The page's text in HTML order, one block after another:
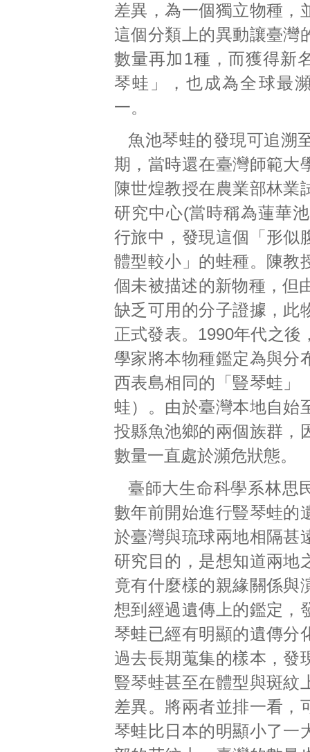
差異，為一個獨立物種，
這個分類上的異動讓臺灣
數量再加1種，而獲得新
琴蛙」，也成為全球最
一。
魚池琴蛙的發現可追溯
期，當時還在臺灣師範大
陳世煌教授在農業部林業
研究中心(當時稱為蓮華
行旅中，發現這個「形似
體型較小」的蛙種。陳教
個未被描述的新物種，但
缺乏可用的分子證據，此
正式發表。1990年代之後
學家將本物種鑑定為與分
西表島相同的「豎琴蛙」
蛙）。由於臺灣本地自始
投縣魚池鄉的兩個族群，
數量一直處於瀕危狀態。
臺師大生命科學系林思
數年前開始進行豎琴蛙的
於臺灣與琉球兩地相隔甚
研究目的，是想知道兩地
竟有什麼樣的親緣關係與
想到經過遺傳上的鑑定，
琴蛙已經有明顯的遺傳分
過去長期蒐集的樣本，發
豎琴蛙甚至在體型與斑紋
差異。將兩者並排一看，
琴蛙比日本的明顯小了一